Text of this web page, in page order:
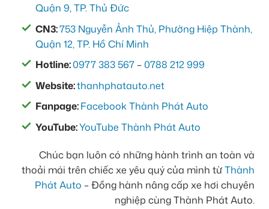
Quận 9, TP. Thủ Đức
CN3:753 Nguyễn Ảnh Thủ, Phường Hiệp Thành,
Quận 12, TP. Hồ Chí Minh
Hotline:0977 383 567 –0788 212 999
Website:thanhphatauto.net
Fanpage:Facebook Thành Phát Auto
YouTube:YouTube Thành Phát Auto
Chúc bạn luôn có những hành trình an toàn và
thoải mái trên chiếc xe yêu quý của mình từThành
Phát Auto – Đồng hành nâng cấp xe hơi chuyên
nghiệp cùng Thành Phát Auto.